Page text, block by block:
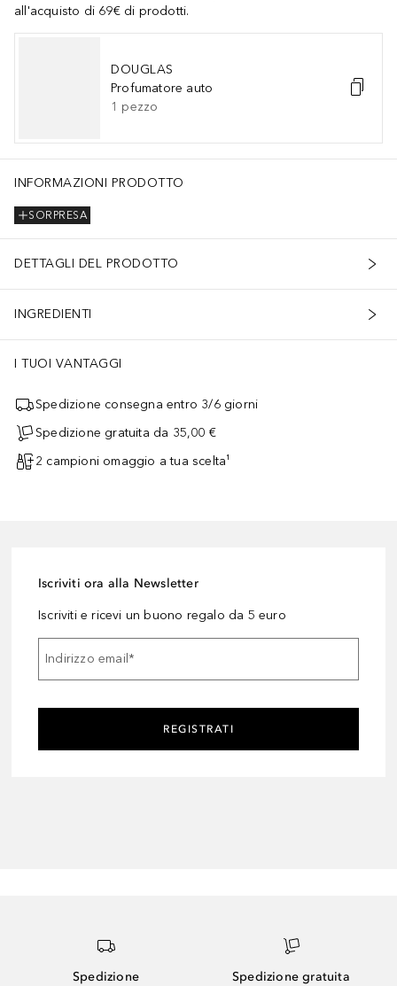
all'acquisto di 69€ di prodotti.
DOUGLAS
Profumatore auto
1 pezzo
INFORMAZIONI PRODOTTO
SORPRESA
DETTAGLI DEL PRODOTTO
INGREDIENTI
I TUOI VANTAGGI
Spedizione consegna entro 3/6 giorni
Spedizione gratuita da 35,00 €
2 campioni omaggio a tua scelta¹
Iscriviti ora alla Newsletter
Iscriviti e ricevi un buono regalo da 5 euro
Indirizzo email*
REGISTRATI
Spedizione Spedizione gratuita